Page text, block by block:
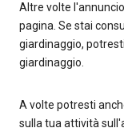
Altre volte
pagina. Se stai
giardinaggio,
giardinaggio.
A volte potresti
sulla tua attività